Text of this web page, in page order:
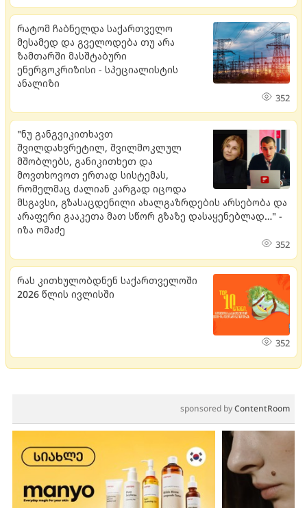
რატომ ჩაბნელდა საქართველო
მესამედ და გველოდება თუ არა
ზამთარში მასშტაბური
ენერგოკრიზისი - სპეციალისტის
ანალიზი
352
"ნუ განგვიკითხავთ
შვილდახვრეტილ, შვილმოკლულ
მშობლებს, განიკითხეთ და
მოვთხოვოთ ერთად სისტემას,
რომელმაც ძალიან კარგად იცოდა
მსგავსი, გზასაცდენილი ახალგაზრდების არსებობა და
არაფერი გააკეთა მათ სწორ გზაზე დასაყენებლად…" -
იზა ომაძე
352
რას კითხულობდნენ საქართველოში
2026 წლის ივლისში
352
sponsored byContentRoom